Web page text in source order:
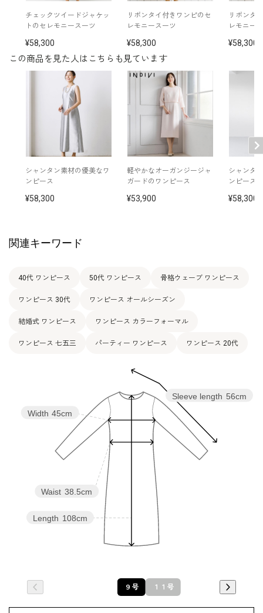
この商品を見た人はこちらも見ています
シャンタン素材の優美なワ
ンピース
58,300
軽やかなオーガンジージャ
ガードのワンピース
53,900
シャンタ
ンピース
58,300
チェックツイードジャケッ
トのセレモニースーツ
58,300
リボンタイ付きワンピのセ
レモニースーツ
58,300
リボンタ
レモニー
58,300
関連キーワード
40代 ワンピース 50代 ワンピース 骨格ウェーブ ワンピース
ワンピース 30代 ワンピース オールシーズン
結婚式 ワンピース ワンピース カラーフォーマル
ワンピース 七五三 パーティー ワンピース ワンピース 20代
Sleeve length 56cm
Length 108cm
Waist 38.5cm
Width 45cm
９号 １１号